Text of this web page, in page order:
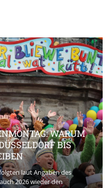
WARUM
BIS
laut Angaben des
2026 wieder den